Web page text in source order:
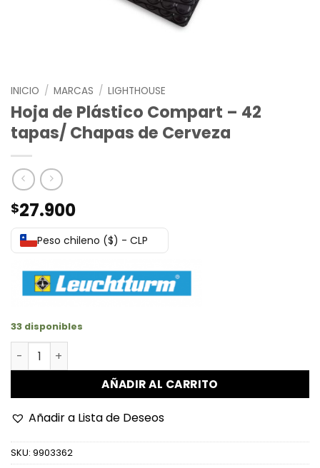
INICIO / MARCAS / LIGHTHOUSE
Hoja de Plástico Compart – 42
tapas/ Chapas de Cerveza
$27.900
Peso chileno ($) - CLP
33 disponibles
Hoja de Plástico Compart - 42 tapas/ Chapas de
AÑADIR AL CARRITO
Añadir a Lista de Deseos
SKU: 9903362